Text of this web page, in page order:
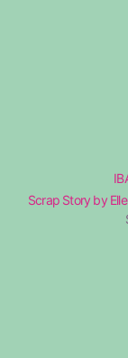
Scrap Story by